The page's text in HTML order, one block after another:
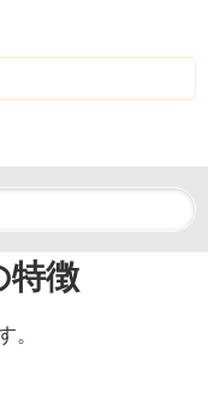
特徴
。